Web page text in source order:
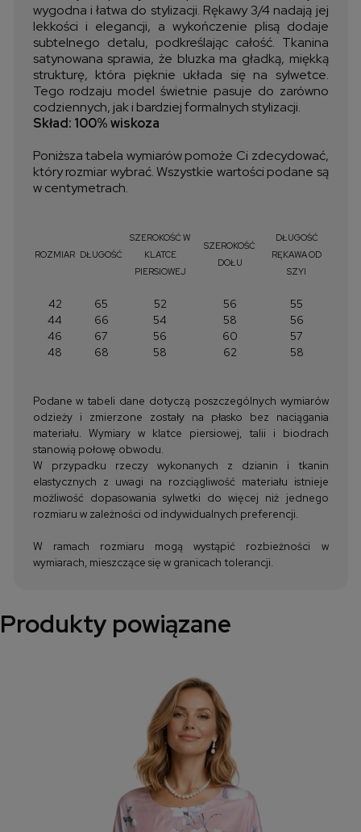
wygodna i łatwa do stylizacji. Rękawy 3/4 nadają jej
lekkości i elegancji, a wykończenie plisą dodaje
subtelnego detalu, podkreślając całość. Tkanina
satynowana sprawia, że bluzka ma gładką, miękką
strukturę, która pięknie układa się na sylwetce.
Tego rodzaju model świetnie pasuje do zarówno
codziennych, jak i bardziej formalnych stylizacji.
Skład: 100% wiskoza
Poniższa tabela wymiarów pomoże Ci zdecydować,
który rozmiar wybrać. Wszystkie wartości podane są
w centymetrach.
ROZMIAR DŁUGOŚĆ
SZEROKOŚĆ W
KLATCE
PIERSIOWEJ
SZEROKOŚĆ
DOŁU
DŁUGOŚĆ
RĘKAWA OD
SZYI
42 65 52 56
55
44
66 54 58
56
46
67 56 60
57
48
68 58 62 58
Podane w tabeli dane dotyczą poszczególnych wymiarów
odzieży i zmierzone zostały na płasko bez naciągania
materiału. Wymiary w klatce piersiowej, talii i biodrach
stanowią połowę obwodu.
W przypadku rzeczy wykonanych z dzianin i tkanin
elastycznych z uwagi na rozciągliwość materiału istnieje
możliwość dopasowania sylwetki do więcej niż jednego
rozmiaru w zależności od indywidualnych preferencji.
W ramach rozmiaru mogą wystąpić rozbieżności w
wymiarach, mieszczące się w granicach tolerancji.
Produkty powiązane